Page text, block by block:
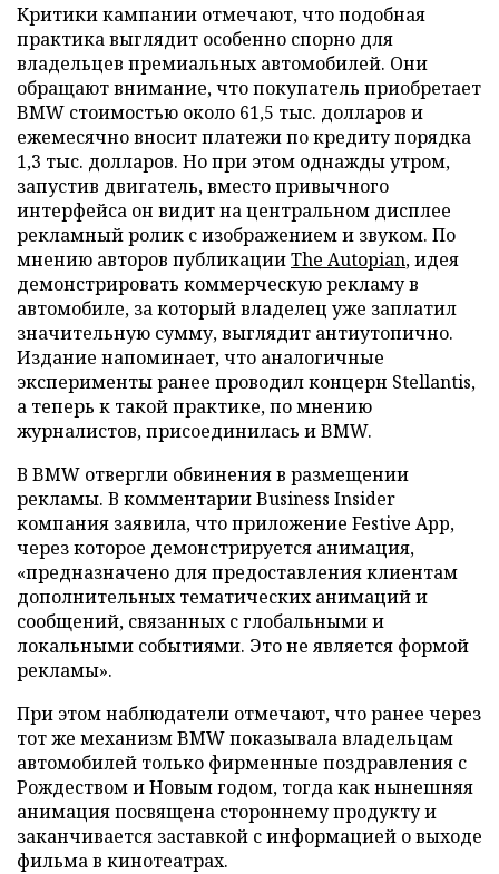
Критики кампании отмечают, что подобная
практика выглядит особенно спорно для
владельцев премиальных автомобилей. Они
обращают внимание, что покупатель приобретает
BMW стоимостью около 61,5 тыс. долларов и
ежемесячно вносит платежи по кредиту порядка
1,3 тыс. долларов. Но при этом однажды утром,
запустив двигатель, вместо привычного
интерфейса он видит на центральном дисплее
рекламный ролик с изображением и звуком. По
мнению авторов публикацииThe Autopian, идея
демонстрировать коммерческую рекламу в
автомобиле, за который владелец уже заплатил
значительную сумму, выглядит антиутопично.
Издание напоминает, что аналогичные
эксперименты ранее проводил концерн Stellantis,
а теперь к такой практике, по мнению
журналистов, присоединилась и BMW.
В BMW отвергли обвинения в размещении
рекламы. В комментарии Business Insider
компания заявила, что приложение Festive App,
через которое демонстрируется анимация,
«предназначено для предоставления клиентам
дополнительных тематических анимаций и
сообщений, связанных с глобальными и
локальными событиями. Это не является формой
рекламы».
При этом наблюдатели отмечают, что ранее через
тот же механизм BMW показывала владельцам
автомобилей только фирменные поздравления с
Рождеством и Новым годом, тогда как нынешняя
анимация посвящена стороннему продукту и
заканчивается заставкой с информацией о выходе
фильма в кинотеатрах.